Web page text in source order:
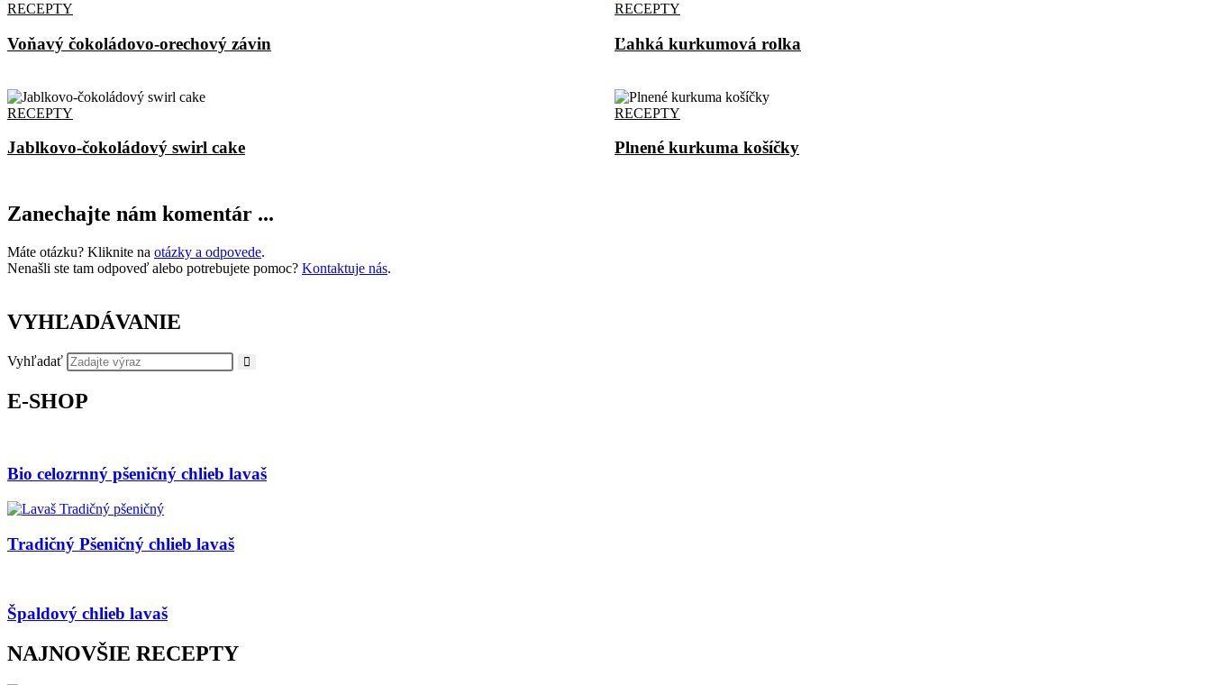
RECEPTY
Voňavý čokoládovo-orechový závin
RECEPTY
Ľahká kurkumová rolka
RECEPTY
Jablkovo-čokoládový swirl cake
RECEPTY
Plnené kurkuma košíčky
Zanechajte nám komentár ...
Máte otázku? Kliknite na otázky a odpovede.
Nenašli ste tam odpoveď alebo potrebujete pomoc? Kontaktuje nás.
VYHĽADÁVANIE
Vyhľadať
E-SHOP
Bio celozrnný pšeničný chlieb lavaš
Tradičný Pšeničný chlieb lavaš
Špaldový chlieb lavaš
NAJNOVŠIE RECEPTY